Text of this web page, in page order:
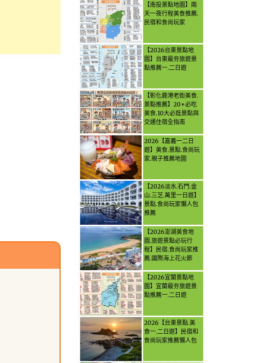
【南投景點地圖】兩
天一夜行程美食推薦.
民宿和食尚玩家
【2026台東景點地
圖】台東最夯旅遊景
點推薦一.二日遊
【彰化鹿港老街美食.
景點推薦】20+必吃
美食.10大必逛景點與
交通住宿全指南
2026【嘉義一二日
遊】美食.景點.食尚玩
家.親子推薦地圖
【2026淡水.石門.金
山.三芝.萬里一日遊】
景點.食尚玩家懶人包
推薦
【2026澎湖美食地
圖.旅遊景點必玩行
程】民宿.食尚玩家推
薦.國際海上花火節
【2026宜蘭景點地
圖】宜蘭最夯旅遊景
點推薦一.二日遊
2026【台東景點.美
食一.二日遊】民宿和
食尚玩家推薦懶人包